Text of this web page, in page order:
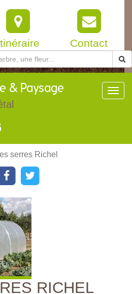
Contact
& Paysage
serres Richel
RICHEL